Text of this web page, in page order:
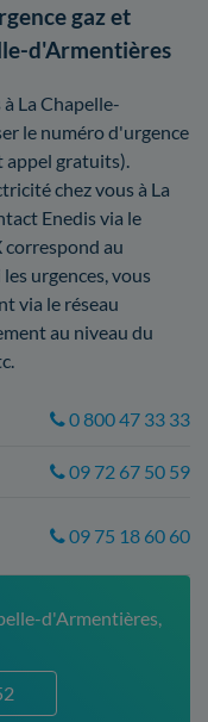
gaz et
d'Armentières
à La Chapelle-
le numéro d'urgence
appel gratuits).
chez vous à La
Enedis via le
correspond au
urgences, vous
via le réseau
au niveau du
0 800 47 33 33
09 72 67 50 59
09 75 18 60 60
d'Armentières,